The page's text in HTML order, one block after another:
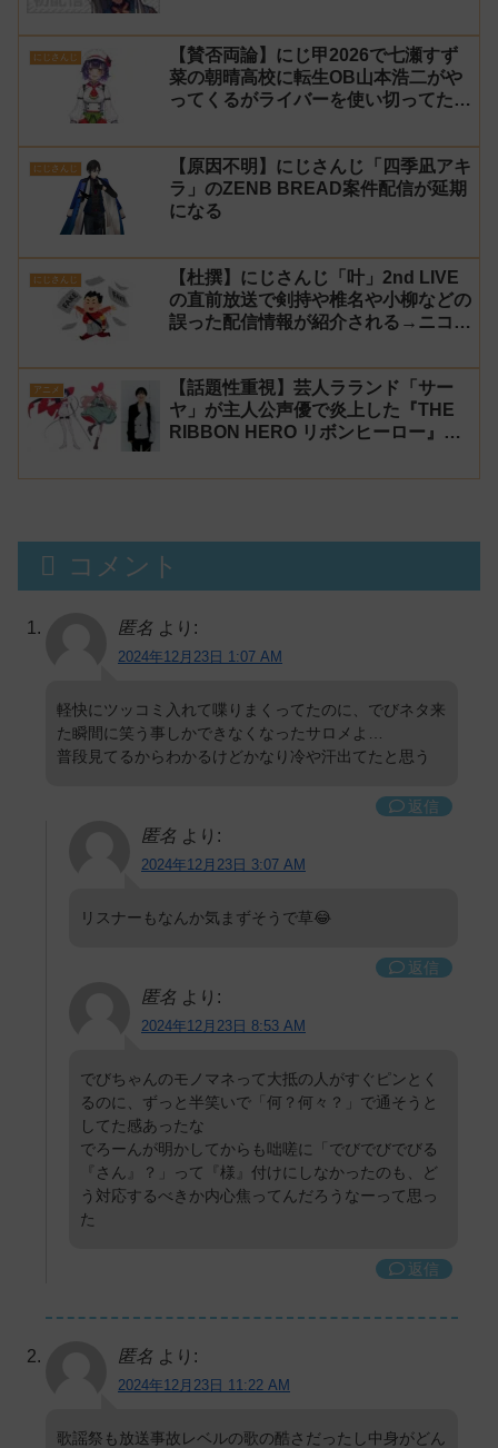
にじさんじ
【賛否両論】にじ甲2026で七瀬すず
菜の朝晴高校に転生OB山本浩二がや
ってくるがライバーを使い切ってたの
イバーの転生が可能に
にじさんじ
【原因不明】にじさんじ「四季凪アキ
ラ」のZENB BREAD案件配信が延期
になる
にじさんじ
【杜撰】にじさんじ「叶」2nd LIVE
の直前放送で剣持や椎名や小柳などの
誤った配信情報が紹介される→ニコニ
【生成AI?】
アニメ
【話題性重視】芸人ラランド「サー
ヤ」が主人公声優で炎上した『THE
RIBBON HERO リボンヒーロー』に
ンルン」「でびでび・でびる」が出
コメント
匿名 より:
2024年12月23日 1:07 AM
軽快にツッコミ入れて喋りまくってたのに、でびネタ来
た瞬間に笑う事しかできなくなったサロメよ…
普段見てるからわかるけどかなり冷や汗出てたと思う
返信
匿名 より:
2024年12月23日 3:07 AM
リスナーもなんか気まずそうで草😂
返信
匿名 より:
2024年12月23日 8:53 AM
でびちゃんのモノマネって大抵の人がすぐピンとく
るのに、ずっと半笑いで「何？何々？」で通そうと
してた感あったな
でろーんが明かしてからも咄嗟に「でびでびでびる
『さん』？」って『様』付けにしなかったのも、ど
う対応するべきか内心焦ってんだろうなーって思っ
た
返信
匿名 より:
2024年12月23日 11:22 AM
歌謡祭も放送事故レベルの歌の酷さだったし中身がどん